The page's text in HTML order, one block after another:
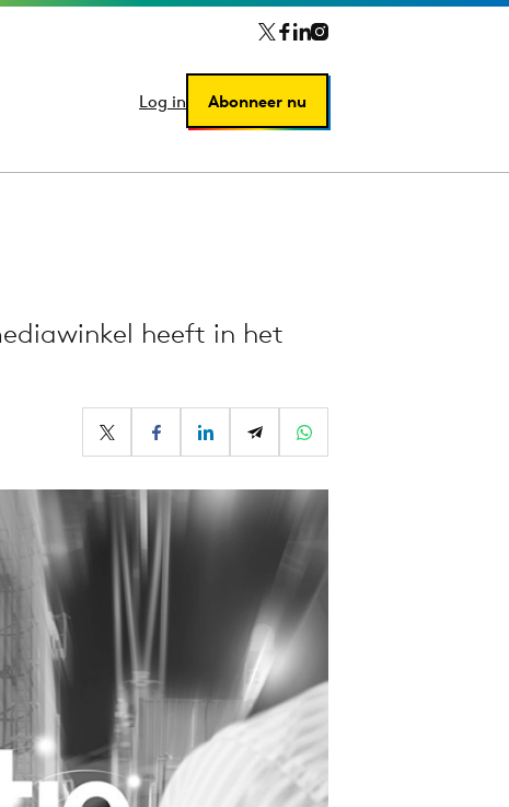
Log in Abonneer nu
Log in Abonneer nu
heeft in het